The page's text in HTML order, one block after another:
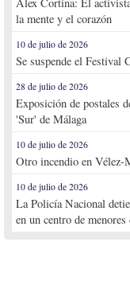
la mente y el corazón
10 de julio de 2026
Se suspende el Festival
28 de julio de 2026
Exposición de postales
'Sur' de Málaga
10 de julio de 2026
Otro incendio en Vélez-
10 de julio de 2026
La Policía Nacional
en un centro de